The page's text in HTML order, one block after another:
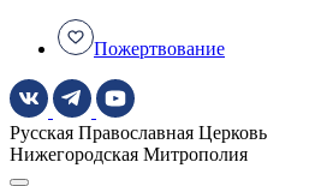
Пожертвование
Русская Православная Церковь
Нижегородская Митрополия